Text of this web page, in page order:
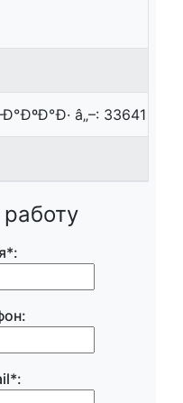
â„–: 33641 Ð
работу